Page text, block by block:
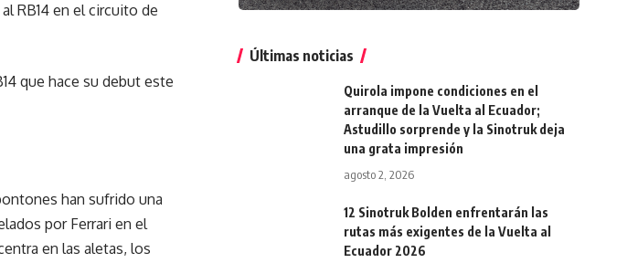
RB14 en el circuito de
que hace su debut este
han sufrido una
por Ferrari en el
en las aletas, los
Últimas noticias
Quirola impone condiciones en el
arranque de la Vuelta al Ecuador;
Astudillo sorprende y la Sinotruk deja
una grata impresión
agosto 2, 2026
12 Sinotruk Bolden enfrentarán las
rutas más exigentes de la Vuelta al
Ecuador 2026